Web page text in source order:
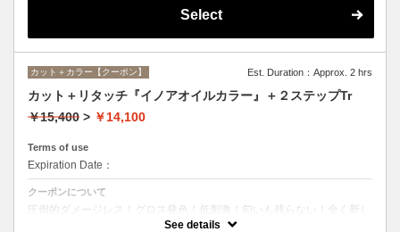
Select
カット＋カラー【クーポン】 Est. Duration：Approx. 2 hrs
カット＋リタッチ『イノアオイルカラー』＋２ステップTr
￥15,400 > ￥14,100
Terms of use
Expiration Date：
クーポンについて
圧倒的ダメージレス！グロス発色！低刺激！匂いも残らない！全く新し
い処方のイノアオイルカラーのセットメニュー☆シャンプー、ブロー込
See details